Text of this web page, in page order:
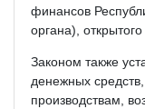
финансов
органа),
Законом также
денежных
производствам,